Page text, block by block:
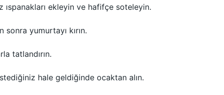
ıspanakları ekleyin ve hafifçe soteleyin.
yumurtayı kırın.
tatlandırın.
hale geldiğinde ocaktan alın.